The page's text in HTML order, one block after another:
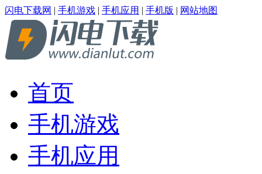
闪电下载网 | 手机游戏 | 手机应用 | 手机版 | 网站地图
首页
手机游戏
手机应用